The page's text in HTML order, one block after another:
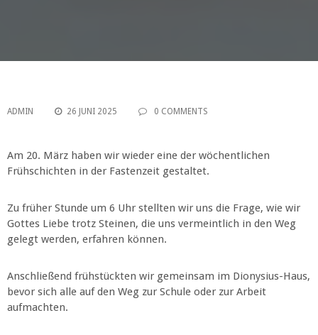
ADMIN 26 JUNI 2025 0 COMMENTS
Am 20. März haben wir wieder eine der wöchentlichen
Frühschichten in der Fastenzeit gestaltet.
Zu früher Stunde um 6 Uhr stellten wir uns die Frage, wie wir
Gottes Liebe trotz Steinen, die uns vermeintlich in den Weg
gelegt werden, erfahren können.
Anschließend frühstückten wir gemeinsam im Dionysius-Haus,
bevor sich alle auf den Weg zur Schule oder zur Arbeit
aufmachten.